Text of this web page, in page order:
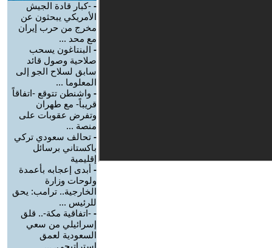
- -كبار قادة الجيش
الأمريكي يبحثون عن
مخرج من حرب إيران
مع محد ...
- البنتاغون يسحب
صلاحية وصول قائد
سابق لسلاح الجو إلى
المعلوما ...
- واشنطن تتوقع -اتفاقاً
قريباً- مع طهران
وتفرض عقوبات على
منصة ...
- تحالف سعودي تركي
باكستاني برسائل
إقليمية
- أبدى إعجابه بأعمدة
ولوحات وزارة
الخارجية.. ترامب: يحق
للرئيس ...
- -اتفاقية مكة-.. قلق
إسرائيلي من سعي
السعودية لعمق
استراتيجي. ...